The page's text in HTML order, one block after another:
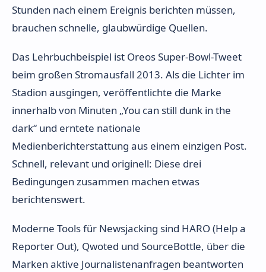
Stunden nach einem Ereignis berichten müssen,
brauchen schnelle, glaubwürdige Quellen.
Das Lehrbuchbeispiel ist Oreos Super-Bowl-Tweet
beim großen Stromausfall 2013. Als die Lichter im
Stadion ausgingen, veröffentlichte die Marke
innerhalb von Minuten „You can still dunk in the
dark“ und erntete nationale
Medienberichterstattung aus einem einzigen Post.
Schnell, relevant und originell: Diese drei
Bedingungen zusammen machen etwas
berichtenswert.
Moderne Tools für Newsjacking sind HARO (Help a
Reporter Out), Qwoted und SourceBottle, über die
Marken aktive Journalistenanfragen beantworten